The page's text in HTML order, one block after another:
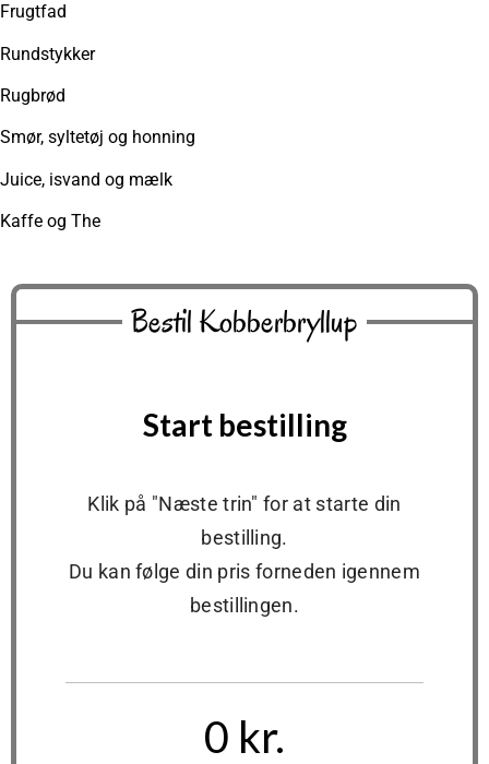
Frugtfad
Rundstykker
Rugbrød
Smør, syltetøj og honning
Juice, isvand og mælk
Kaffe og The
Bestil Kobberbryllup
Start bestilling
Klik på "Næste trin" for at starte din
bestilling.
Du kan følge din pris forneden igennem
bestillingen.
0 kr.